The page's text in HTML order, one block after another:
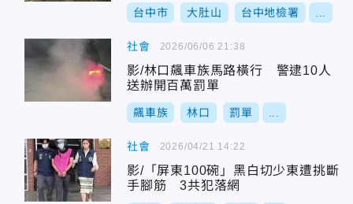
台中市 大肚山 台中地檢署
社會
影/林口飆車族馬路橫行 警逮10人
送辦開百萬罰單
飆車族 林口 罰單
2026/06/06 21:38
社會
影/「屏東100碗」黑白切少東遭挑斷
手腳筋 3共犯落網
2026/04/21 14:22